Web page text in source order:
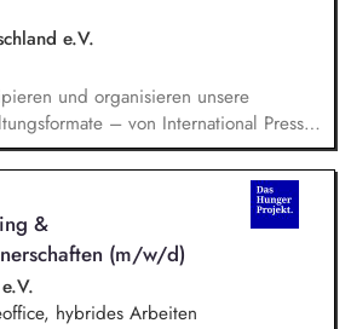
und gewinnen
aus Politik,
und Zivilgesellschaft.
e.V.
und organisieren unsere
– von International Press
Discussions und Aspen Fireside
Formaten wie der Aspen
Gala und neuen
Sie identifizieren aktuelle politische
hochrangige Referentinnen sowie
aus Politik, Wirtschaft, Wissenschaft,
&
(m/w/d)
hybrides Arbeiten